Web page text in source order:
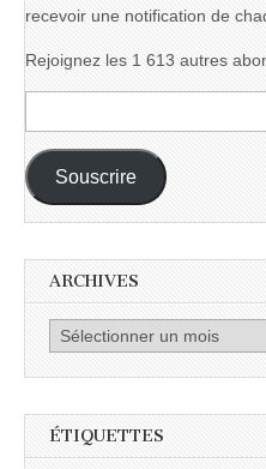
recevoir une notification de
Rejoignez les 1 613 autres
e-
mail :
Souscrire
ARCHIVES
Archives
ÉTIQUETTES